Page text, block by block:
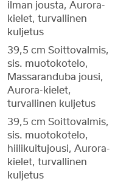
ilman jousta, Aurora-
kielet, turvallinen
kuljetus
39,5 cm Soittovalmis,
sis. muotokotelo,
Massaranduba jousi,
Aurora-kielet,
turvallinen kuljetus
39,5 cm Soittovalmis,
sis. muotokotelo,
hiilikuitujousi, Aurora-
kielet, turvallinen
kuljetus